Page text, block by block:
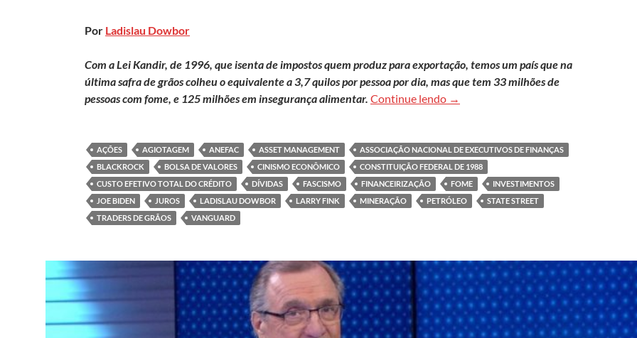
Por Ladislau Dowbor
Com a Lei Kandir, de 1996, que isenta de impostos quem produz para exportação, temos um país que na
última safra de grãos colheu o equivalente a 3,7 quilos por pessoa por dia, mas que tem 33 milhões de
pessoas com fome, e 125 milhões em insegurança alimentar. Continue lendo Democracia e eleições: o cinismo
→
AÇÕES AGIOTAGEM ANEFAC ASSET MANAGEMENT
ASSOCIAÇÃO NACIONAL DE EXECUTIVOS DE FINANÇAS
BLACKROCK
BOLSA DE VALORES CINISMO ECONÔMICO
CONSTITUIÇÃO FEDERAL DE 1988
CUSTO EFETIVO TOTAL DO CRÉDITO
DÍVIDAS FASCISMO FINANCEIRIZAÇÃO FOME
INVESTIMENTOS
JOE BIDEN
JUROS LADISLAU DOWBOR LARRY FINK MINERAÇÃO PETRÓLEO
STATE STREET
TRADERS DE GRÃOS
VANGUARD